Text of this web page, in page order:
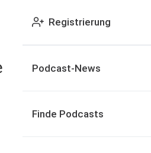
Registrierung
Podcast-News
Finde Podcasts